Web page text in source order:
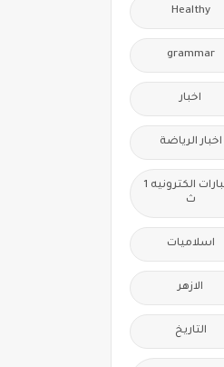
Healthy
grammar
اخبار
اخبار الرياضة
اختبارات الكترونيه 1
ث
اسلاميات
الازهر
التاريخ